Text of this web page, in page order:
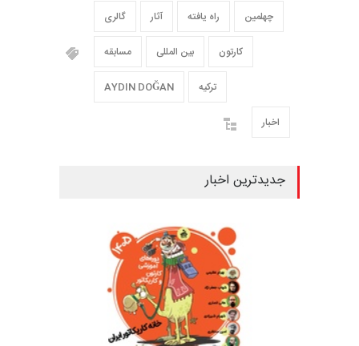
گالری آثار راه یافته چهلمین
مسابقه بین المللی کارتون
AYDIN DOĞAN ترکیه
اخبار
جدیدترین اخبار